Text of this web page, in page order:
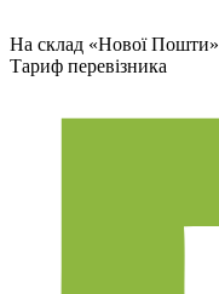
На склад «Нової Пошти»
Тариф перевізника